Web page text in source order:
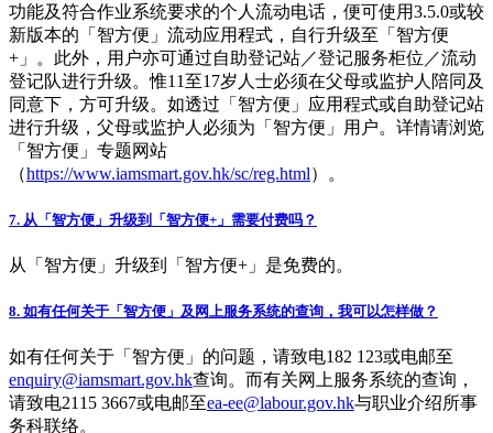
功能及符合作业系统要求的个人流动电话，便可使用3.5.0或较
新版本的「智方便」流动应用程式，自行升级至「智方便
+」。此外，用户亦可通过自助登记站／登记服务柜位／流动
登记队进行升级。惟11至17岁人士必须在父母或监护人陪同及
同意下，方可升级。如透过「智方便」应用程式或自助登记站
进行升级，父母或监护人必须为「智方便」用户。详情请浏览
「智方便」专题网站
（https://www.iamsmart.gov.hk/sc/reg.html）。
7. 从「智方便」升级到「智方便+」需要付费吗？
从「智方便」升级到「智方便+」是免费的。
8. 如有任何关于「智方便」及网上服务系统的查询，我可以怎样做？
如有任何关于「智方便」的问题，请致电182 123或电邮至
enquiry@iamsmart.gov.hk查询。而有关网上服务系统的查询，
请致电2115 3667或电邮至ea-ee@labour.gov.hk与职业介绍所事
务科联络。